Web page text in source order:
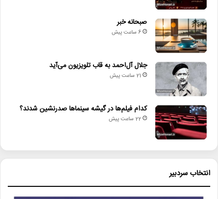
صبحانه خبر
6 ساعت پیش
جلال آل‌احمد به قاب تلویزیون می‌آید
21 ساعت پیش
کدام فیلم‌ها در گیشه سینماها صدرنشین شدند؟
22 ساعت پیش
انتخاب سردبیر